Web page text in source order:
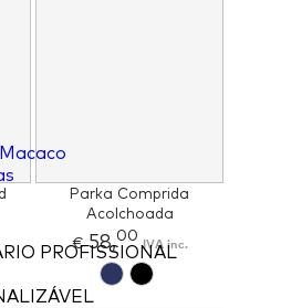
PROFISSIONAL
Parka Comprida
Acolchoada
€58,00 IVA inc.